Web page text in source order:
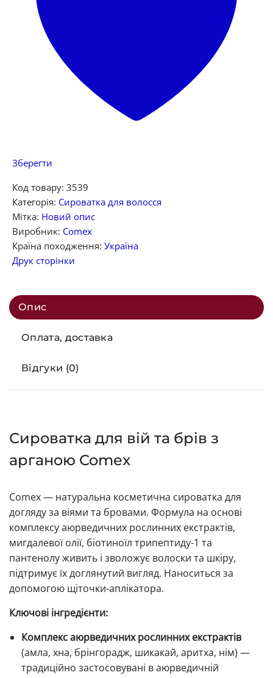
Зберегти
Код товару: 3539
Категорія: Сироватка для волосся
Мітка: Новий опис
Виробник: Comex
Країна походження: Україна
Друк сторінки
Опис
Оплата, доставка
Відгуки (0)
Сироватка для вій та брів з
арганою Comex
Comex — натуральна косметична сироватка для
догляду за віями та бровами. Формула на основі
комплексу аюрведичних рослинних екстрактів,
мигдалевої олії, біотиноїл трипептиду-1 та
пантенолу живить і зволожує волоски та шкіру,
підтримує їх доглянутий вигляд. Наноситься за
допомогою щіточки-аплікатора.
Ключові інгредієнти:
Комплекс аюрведичних рослинних екстрактів
(амла, хна, брінгорадж, шикакай, аритха, нім) —
традиційно застосовувані в аюрведичній